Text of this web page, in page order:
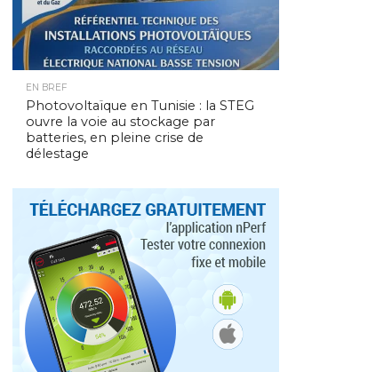
EN BREF
Photovoltaïque en Tunisie : la STEG
ouvre la voie au stockage par
batteries, en pleine crise de
délestage